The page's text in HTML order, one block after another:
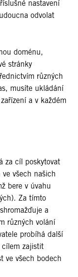
nastavení
odvolat
doménu,
stránky
různých
musíte ukládání
a v každém
za cíl poskytovat
všech našich
bere v úvahu
Za tímto
a
různých volání
probíhá další
cílem zajistit
ve všech bodech